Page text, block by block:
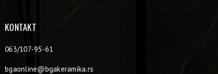
KONTAKT
063/107-95-61
bgaonline@bgakeramika.rs